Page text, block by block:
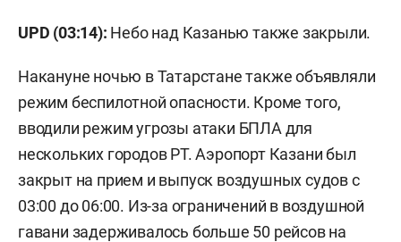
UPD (03:14): Небо над Казанью также закрыли.
Накануне ночью в Татарстане также объявляли
режим беспилотной опасности. Кроме того,
вводили режим угрозы атаки БПЛА для
нескольких городов РТ. Аэропорт Казани был
закрыт на прием и выпуск воздушных судов с
03:00 до 06:00. Из-за ограничений в воздушной
гавани задерживалось больше 50 рейсов на